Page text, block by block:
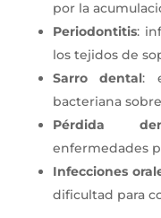
por la
Periodontitis:
los tejidos de
Sarro
dental:
bacteriana
Pérdida
enfermedades
Infecciones
dificultad para